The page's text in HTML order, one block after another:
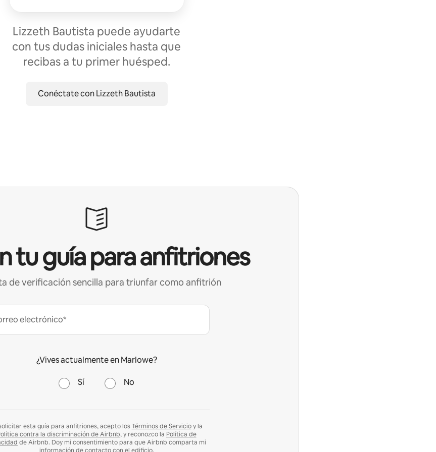
Lizzeth Bautista puede ayudarte
con tus dudas iniciales hasta que
recibas a tu primer huésped.
Conéctate con Lizzeth Bautista
tu guía para anfitriones
de verificación sencilla para triunfar como anfitrión
electrónico*
¿Vives actualmente en Marlowe?
Sí No
esta guía para anfitriones, acepto los Términos de Servicioy la
contra la discriminación de Airbnb,y reconozco la Política de
de Airbnb. Doy mi consentimiento para que Airbnb comparta mi
información de contacto con el edificio.